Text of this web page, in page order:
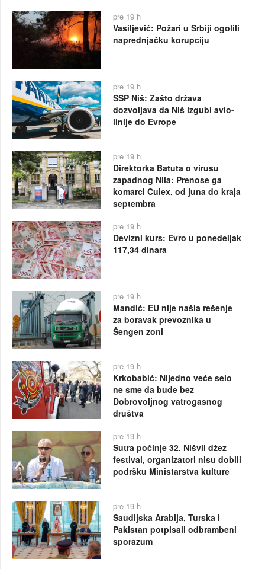
pre 19 h
Vasiljević: Požari u Srbiji ogolili
naprednjačku korupciju
pre 19 h
SSP Niš: Zašto država
dozvoljava da Niš izgubi avio-
linije do Evrope
pre 19 h
Direktorka Batuta o virusu
zapadnog Nila: Prenose ga
komarci Culex, od juna do kraja
septembra
pre 19 h
Devizni kurs: Evro u ponedeljak
117,34 dinara
pre 19 h
Mandić: EU nije našla rešenje
za boravak prevoznika u
Šengen zoni
pre 19 h
Krkobabić: Nijedno veće selo
ne sme da bude bez
Dobrovoljnog vatrogasnog
društva
pre 19 h
Sutra počinje 32. Nišvil džez
festival, organizatori nisu dobili
podršku Ministarstva kulture
pre 19 h
Saudijska Arabija, Turska i
Pakistan potpisali odbrambeni
sporazum